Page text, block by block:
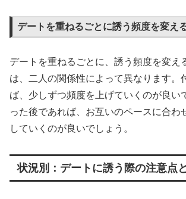
デートを重ねるごとに誘う頻度を変え
デートを重ねるごとに、誘う頻度を変え
は、二人の関係性によって異なります。
ば、少しずつ頻度を上げていくのが良い
った後であれば、お互いのペースに合わ
していくのが良いでしょう。
状況別：デートに誘う際の注意点